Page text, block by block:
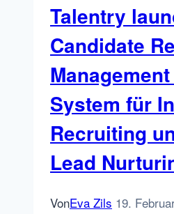
denken
müssen
Talentry
Candidate
Management
System für
Recruiting
Lead
VonEva Zils 19.